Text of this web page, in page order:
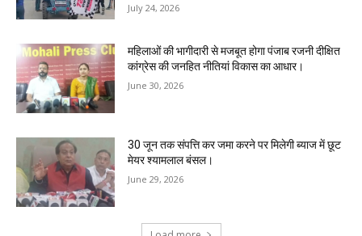
July 24, 2026
महिलाओं की भागीदारी से मजबूत होगा पंजाब रजनी दीक्षित
कांग्रेस की जनहित नीतियां विकास का आधार।
June 30, 2026
30 जून तक संपत्ति कर जमा करने पर मिलेगी ब्याज में छूट
मेयर श्यामलाल बंसल।
June 29, 2026